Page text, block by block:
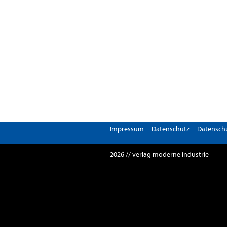
Impressum Datenschutz
2026 // verlag moderne industrie